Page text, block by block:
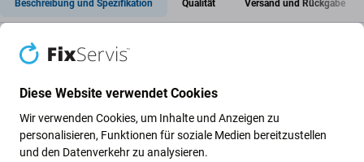
Beschreibung und Spezifikation Qualität Versand und Rückgabe
Ladeanschluss + Flexkabel für Apple
iPhone X
Diese Website verwendet Cookies
Wir verwenden Cookies, um Inhalte und Anzeigen zu
personalisieren, Funktionen für soziale Medien bereitzustellen
und den Datenverkehr zu analysieren.